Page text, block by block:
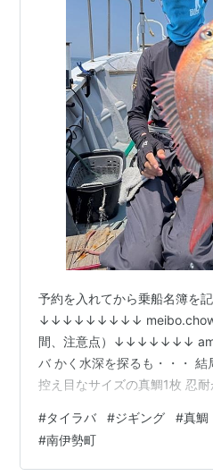
予約を入れてから乗船名簿を記
↓↓↓↓↓↓↓↓↓
間、注意点）↓↓↓↓↓↓↓
バ かく水深を探るも・・・ 結
控え目なサイズの真鯛1枚 忍
2023年開設ブログ ランキング
#タイラバ #ジギング #真鯛
#南伊勢町